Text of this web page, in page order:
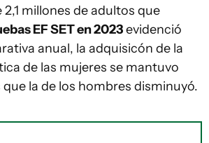
millones de adultos que
EF SET en 2023evidenció
anual, la adquisicón de la
de las mujeres se mantuvo
la de los hombres disminuyó.